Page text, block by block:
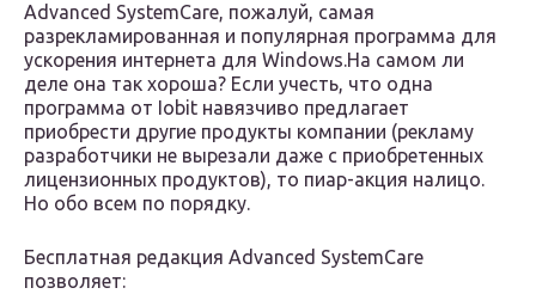
Advanced SystemCare, пожалуй, самая
разрекламированная и популярная программа для
ускорения интернета для Windows.На самом ли
деле она так хороша? Если учесть, что одна
программа от Iobit навязчиво предлагает
приобрести другие продукты компании (рекламу
разработчики не вырезали даже с приобретенных
лицензионных продуктов), то пиар-акция налицо.
Но обо всем по порядку.
Бесплатная редакция Advanced SystemCare
позволяет: